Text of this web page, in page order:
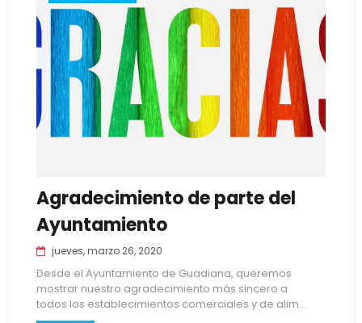
Agradecimiento de parte del
Ayuntamiento
jueves, marzo 26, 2020
Desde el Ayuntamiento de Guadiana, queremos
mostrar nuestro agradecimiento más sincero a
todos los establecimientos comerciales y de alim...